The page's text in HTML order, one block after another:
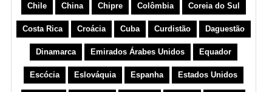
Chile China Chipre Colômbia Coreia do Sul
Costa Rica Croácia Cuba Curdistão Daguestão
Dinamarca Emirados Árabes Unidos Equador
Escócia Eslováquia Espanha Estados Unidos